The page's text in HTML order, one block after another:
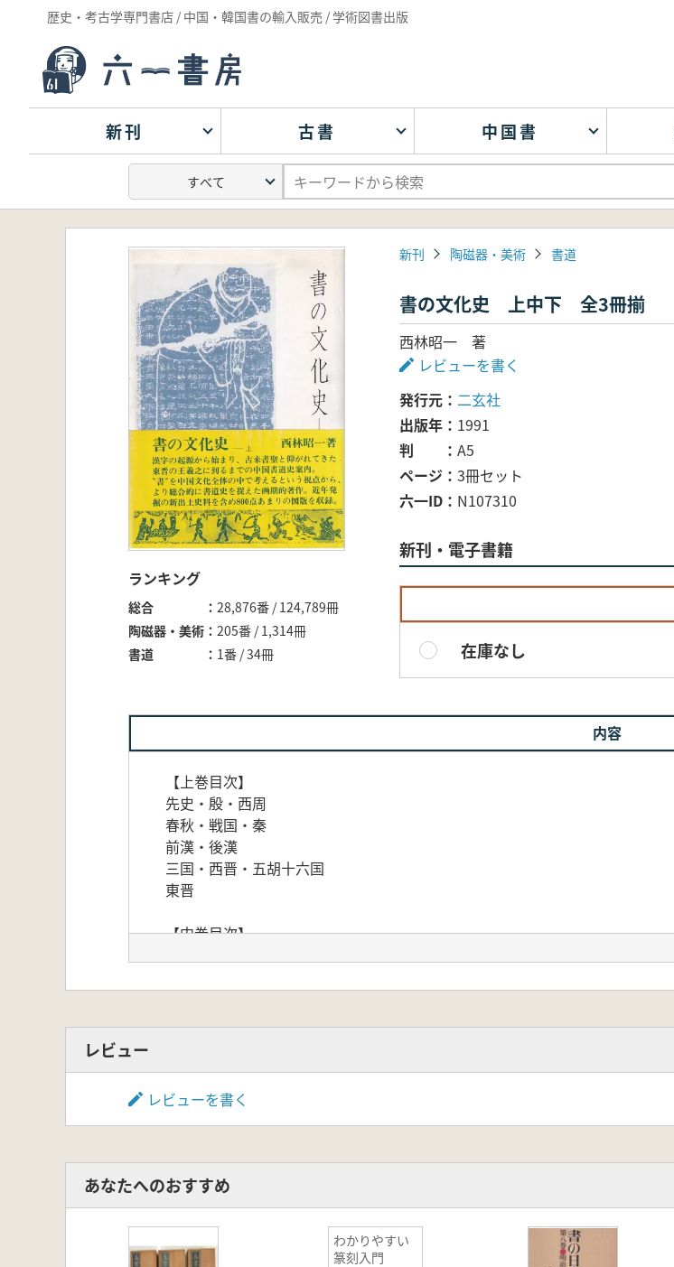
歴史・考古学専門書店 / 中国・韓国書の輸入販売 / 学術図書出版
新刊 古書 中国書
ランキング
総合
28,876番 / 124,789冊
陶磁器・美術
205番 / 1,314冊
書道
1番 / 34冊
新刊 陶磁器・美術 書道
書の文化史 上中下 全3冊揃
西林昭一 著
レビューを書く
発行元
二玄社
出版年
1991
判
A5
ページ
3冊セット
六一ID
N107310
新刊・電子書籍
在庫なし
内容
【上巻目次】
先史・殷・西周
春秋・戦国・秦
前漢・後漢
三国・西晋・五胡十六国
東晋
【中巻目次】
隋
遼・金・元
明
近・現代
レビュー
レビューを書く
あなたへのおすすめ
わかりやすい
篆刻入門